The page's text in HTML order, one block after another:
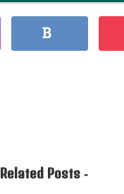
Related Posts-